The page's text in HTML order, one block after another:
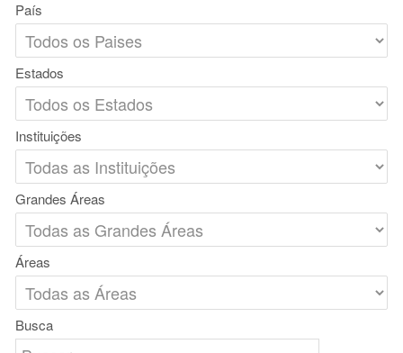
País
Estados
Instituições
Grandes Áreas
Áreas
Busca